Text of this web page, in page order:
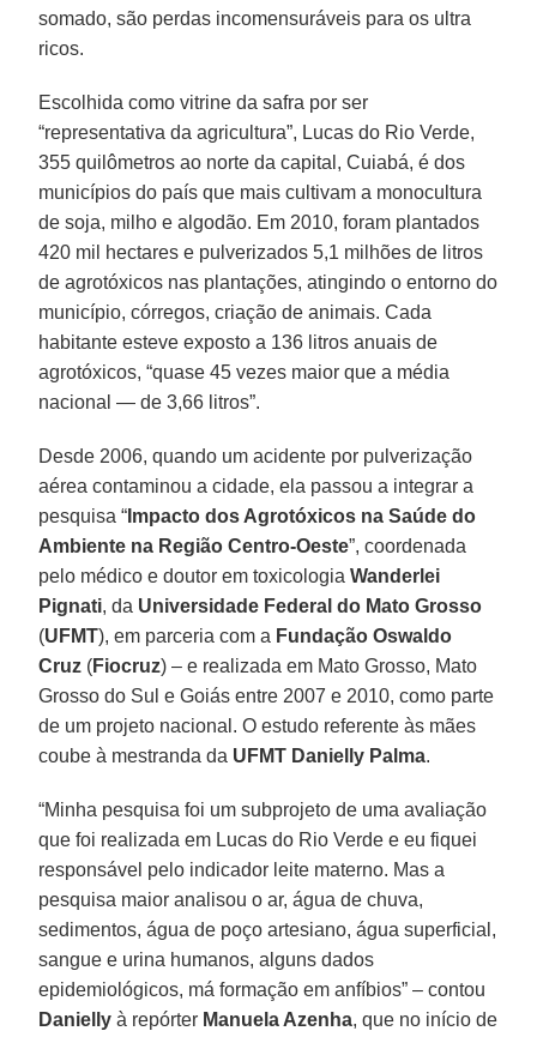
somado, são perdas incomensuráveis para os ultra
ricos.
Escolhida como vitrine da safra por ser
“representativa da agricultura”, Lucas do Rio Verde,
355 quilômetros ao norte da capital, Cuiabá, é dos
municípios do país que mais cultivam a monocultura
de soja, milho e algodão. Em 2010, foram plantados
420 mil hectares e pulverizados 5,1 milhões de litros
de agrotóxicos nas plantações, atingindo o entorno do
município, córregos, criação de animais. Cada
habitante esteve exposto a 136 litros anuais de
agrotóxicos, “quase 45 vezes maior que a média
nacional — de 3,66 litros”.
Desde 2006, quando um acidente por pulverização
aérea contaminou a cidade, ela passou a integrar a
pesquisa “ Impacto dos Agrotóxicos na Saúde do
Ambiente na Região Centro-Oeste”, coordenada
pelo médico e doutor em toxicologiaWanderlei
Pignati, da Universidade Federal do Mato Grosso
(UFMT), em parceria com a Fundação Oswaldo
Cruz (Fiocruz) – e realizada em Mato Grosso, Mato
Grosso do Sul e Goiás entre 2007 e 2010, como parte
de um projeto nacional. O estudo referente às mães
coube à mestranda da UFMT Danielly Palma.
“Minha pesquisa foi um subprojeto de uma avaliação
que foi realizada em Lucas do Rio Verde e eu fiquei
responsável pelo indicador leite materno. Mas a
pesquisa maior analisou o ar, água de chuva,
sedimentos, água de poço artesiano, água superficial,
sangue e urina humanos, alguns dados
epidemiológicos, má formação em anfíbios” – contou
Danielly à repórter Manuela Azenha, que no início de